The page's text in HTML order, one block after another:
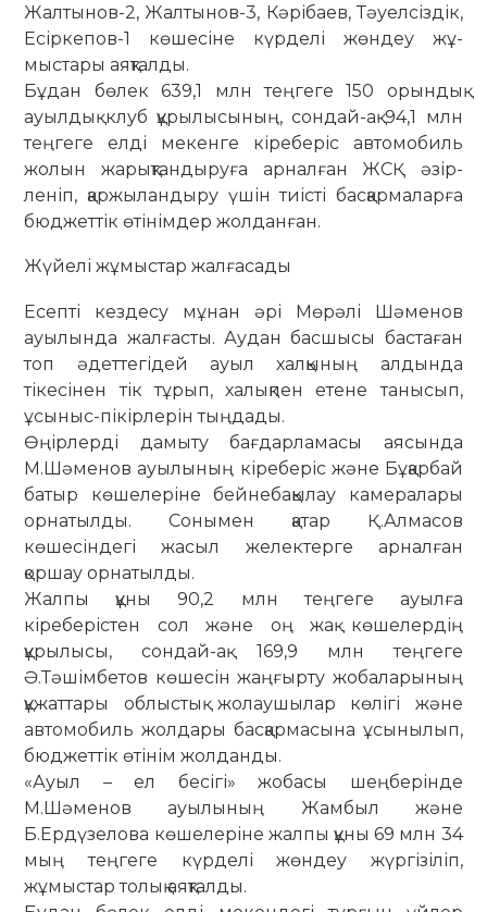
Жалтынов-2, Жал­тынов-3, Кәрібаев, Тәуелсіздік,
Есір­кепов-1 кө­ше­сіне күрделі жөндеу жұ­
мыстары аяқ­талды.
Бұдан бөлек 639,1 млн теңгеге 150 орындық
ауылдық клуб құрылысының, сондай-ақ 94,1 млн
теңгеге елді мекенге кіреберіс автомобиль
жолын жа­рық­тандыруға арналған ЖСҚ әзір­
леніп, қаржыландыру үшін тиісті бас­қар­ма­ларға
бюджеттік өтінімдер жол­дан­ған.
Жүйелі жұмыстар жалғасады
Есепті кездесу мұнан әрі Мөрәлі Шәменов
ауылында жалғасты. Аудан басшысы бастаған
топ әдеттегідей ауыл халқының алдында
тікесінен тік тұрып, халықпен етене танысып,
ұсы­ныс-пікірлерін тыңдады.
Өңірлерді дамыту бағдарламасы аясында
М.Шәменов ауылының кіре­беріс және Бұқарбай
батыр көше­леріне бейнебақылау камера­лары
ор­на­тылды. Сонымен қатар Қ.Алмасов
көшесіндегі жасыл желектерге ар­нал­ған
қоршау орнатылды.
Жалпы құны 90,2 млн теңгеге ауыл­ға
кіреберістен сол және оң жақ кө­­шелердің
құрылысы, сондай-ақ 169,9 млн теңгеге
Ә.Тәшімбетов кө­ше­­сін жаңғырту жобаларының
құжат­та­ры облыстық жолаушылар көлігі жә­не
автомобиль жолдары бас­қар­ма­сы­на ұсынылып,
бюджеттік өтінім жол­дан­ды.
«Ауыл – ел бесігі» жобасы шеңбе­рінде
М.Шәменов ауылының Жамбыл және
Б.Ердүзелова көшелеріне жалпы құны 69 млн 34
мың теңгеге күрделі жөн­деу жүргізіліп,
жұмыстар толық аяқ­талды.